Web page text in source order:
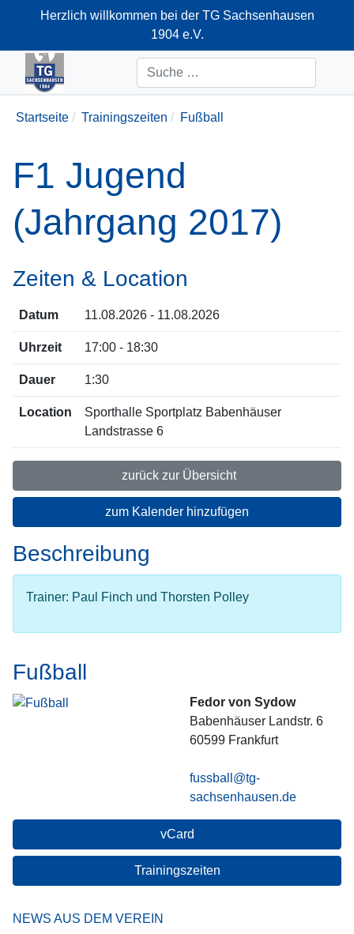
Herzlich willkommen bei der TG Sachsenhausen
1904 e.V.
+49-69-66374712
Suchen
Startseite Trainingszeiten Fußball
F1 Jugend
(Jahrgang 2017)
Zeiten & Location
Datum 11.08.2026 - 11.08.2026
Uhrzeit 17:00 - 18:30
Dauer 1:30
Location
Sporthalle Sportplatz Babenhäuser
Landstrasse 6
zurück zur Übersicht
zum Kalender hinzufügen
Beschreibung
Trainer: Paul Finch und Thorsten Polley
Fußball
Fedor von Sydow
Babenhäuser Landstr. 6
60599 Frankfurt
fussball@tg-
sachsenhausen.de
vCard
Trainingszeiten
NEWS AUS DEM VEREIN